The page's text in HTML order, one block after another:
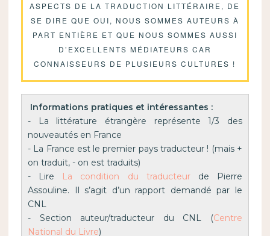
ASPECTS DE LA TRADUCTION LITTÉRAIRE, DE
SE DIRE QUE OUI, NOUS SOMMES AUTEURS À
PART ENTIÈRE ET QUE NOUS SOMMES AUSSI
D’EXCELLENTS MÉDIATEURS CAR
CONNAISSEURS DE PLUSIEURS CULTURES !
Informations pratiques et intéressantes :
- La littérature étrangère représente 1/3 des
nouveautés en France
- La France est le premier pays traducteur ! (mais +
on traduit, - on est traduits)
- Lire La condition du traducteur de Pierre
Assouline. Il s’agit d’un rapport demandé par le
CNL
- Section auteur/traducteur du CNL (Centre
National du Livre)